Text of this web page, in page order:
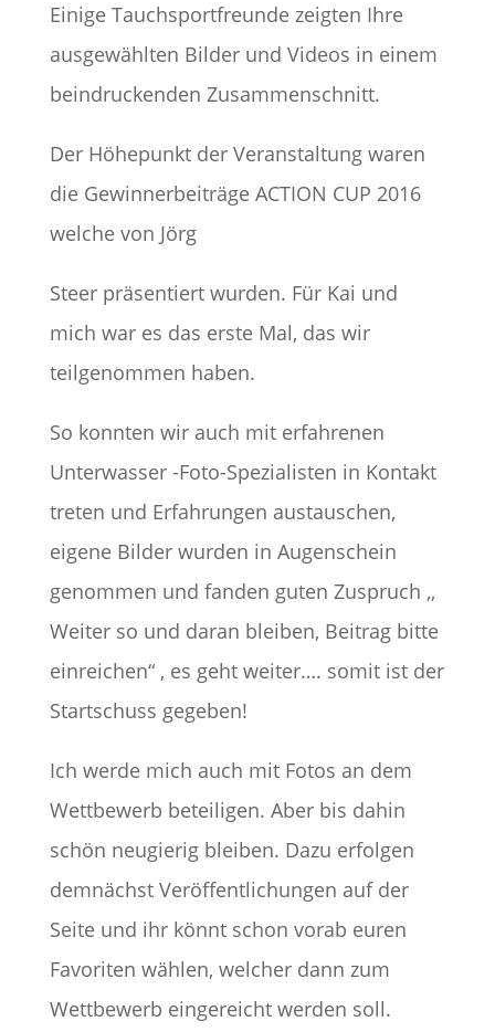
Einige Tauchsportfreunde zeigten Ihre
ausgewählten Bilder und Videos in einem
beindruckenden Zusammenschnitt.
Der Höhepunkt der Veranstaltung waren
die Gewinnerbeiträge ACTION CUP 2016
welche von Jörg
Steer präsentiert wurden. Für Kai und
mich war es das erste Mal, das wir
teilgenommen haben.
So konnten wir auch mit erfahrenen
Unterwasser -Foto-Spezialisten in Kontakt
treten und Erfahrungen austauschen,
eigene Bilder wurden in Augenschein
genommen und fanden guten Zuspruch ,,
Weiter so und daran bleiben, Beitrag bitte
einreichen“ , es geht weiter…. somit ist der
Startschuss gegeben!
Ich werde mich auch mit Fotos an dem
Wettbewerb beteiligen. Aber bis dahin
schön neugierig bleiben. Dazu erfolgen
demnächst Veröffentlichungen auf der
Seite und ihr könnt schon vorab euren
Favoriten wählen, welcher dann zum
Wettbewerb eingereicht werden soll.